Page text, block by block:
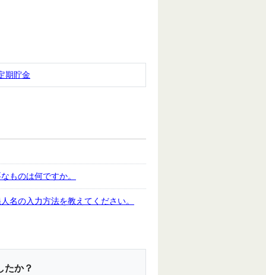
期貯金
ものは何ですか。
名の入力方法を教えてください。
たか？